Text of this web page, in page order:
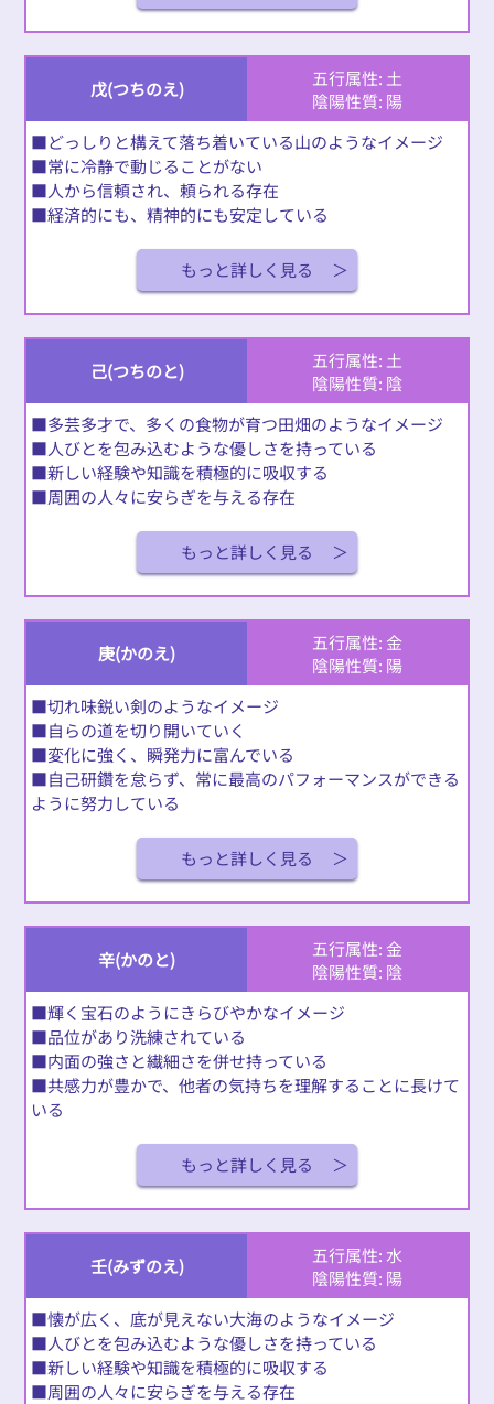
戊(つちのえ)
五行属性: 土
陰陽性質: 陽
■どっしりと構えて落ち着いている山のようなイメージ
■常に冷静で動じることがない
■人から信頼され、頼られる存在
■経済的にも、精神的にも安定している
もっと詳しく見る
己(つちのと)
五行属性: 土
陰陽性質: 陰
■多芸多才で、多くの食物が育つ田畑のようなイメージ
■人びとを包み込むような優しさを持っている
■新しい経験や知識を積極的に吸収する
■周囲の人々に安らぎを与える存在
もっと詳しく見る
庚(かのえ)
五行属性: 金
陰陽性質: 陽
■切れ味鋭い剣のようなイメージ
■自らの道を切り開いていく
■変化に強く、瞬発力に富んでいる
■自己研鑽を怠らず、常に最高のパフォーマンスができる
ように努力している
もっと詳しく見る
辛(かのと)
五行属性: 金
陰陽性質: 陰
■輝く宝石のようにきらびやかなイメージ
■品位があり洗練されている
■内面の強さと繊細さを併せ持っている
■共感力が豊かで、他者の気持ちを理解することに長けて
いる
もっと詳しく見る
壬(みずのえ)
五行属性: 水
陰陽性質: 陽
■懐が広く、底が見えない大海のようなイメージ
■人びとを包み込むような優しさを持っている
■新しい経験や知識を積極的に吸収する
■周囲の人々に安らぎを与える存在